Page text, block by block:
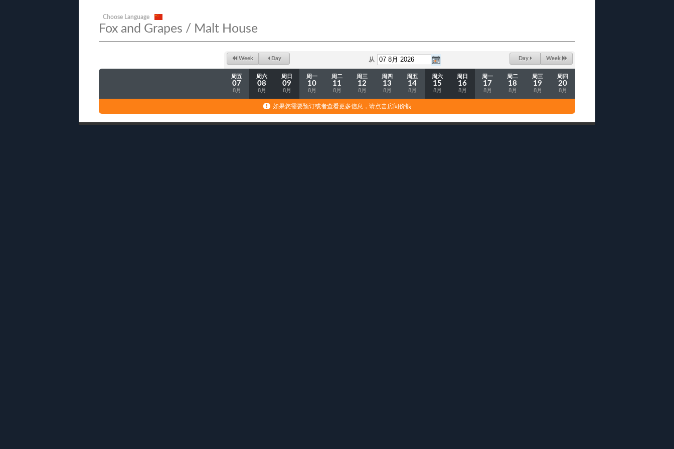
Choose Language
Fox and Grapes / Malt House
Week Day 从 Day Week
周五
07
8月
周六
08
8月
周日
09
8月
周一
10
8月
周二
11
8月
周三
12
8月
周四
13
8月
周五
14
8月
周六
15
8月
周日
16
8月
周一
17
8月
周二
18
8月
周三
19
8月
周四
20
8月
如果您需要预订或者查看更多信息，请点击房间价钱